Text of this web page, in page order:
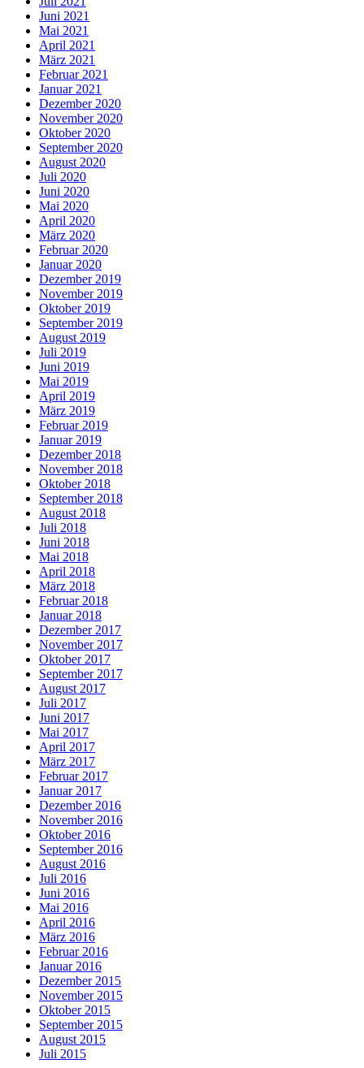
Juni 2021
Mai 2021
April 2021
März 2021
Februar 2021
Januar 2021
Dezember 2020
November 2020
Oktober 2020
September 2020
August 2020
Juli 2020
Juni 2020
Mai 2020
April 2020
März 2020
Februar 2020
Januar 2020
Dezember 2019
November 2019
Oktober 2019
September 2019
August 2019
Juli 2019
Juni 2019
Mai 2019
April 2019
März 2019
Februar 2019
Januar 2019
Dezember 2018
November 2018
Oktober 2018
September 2018
August 2018
Juli 2018
Juni 2018
Mai 2018
April 2018
März 2018
Februar 2018
Januar 2018
Dezember 2017
November 2017
Oktober 2017
September 2017
August 2017
Juli 2017
Juni 2017
Mai 2017
April 2017
März 2017
Februar 2017
Januar 2017
Dezember 2016
November 2016
Oktober 2016
September 2016
August 2016
Juli 2016
Juni 2016
Mai 2016
April 2016
März 2016
Februar 2016
Januar 2016
Dezember 2015
November 2015
Oktober 2015
September 2015
August 2015
Juli 2015